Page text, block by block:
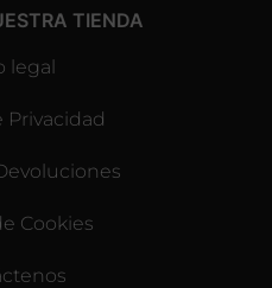
TIENDA
legal
Privacidad
Cookies